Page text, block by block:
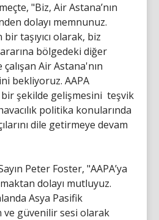
"Biz, Air Astana’nın
dolayı memnunuz.
taşıyıcı olarak, biz
bölgedeki diğer
çalışan Air Astana'nın
bekliyoruz. AAPA
bir şekilde gelişmesini teşvik
politika konularında
dile getirmeye devam
Peter Foster, "AAPA’ya
dolayı mutluyuz.
Asya Pasifik
ve güvenilir sesi olarak